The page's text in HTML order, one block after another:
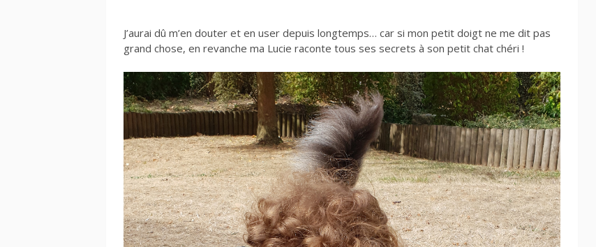
J’aurai dû m’en douter et en user depuis longtemps… car si mon petit doigt ne me dit pas
grand chose, en revanche ma Lucie raconte tous ses secrets à son petit chat chéri !